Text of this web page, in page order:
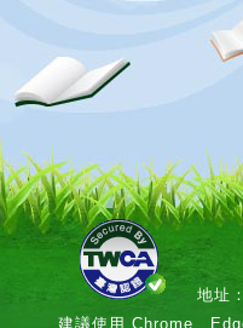
地址
建議使用 Chrome、